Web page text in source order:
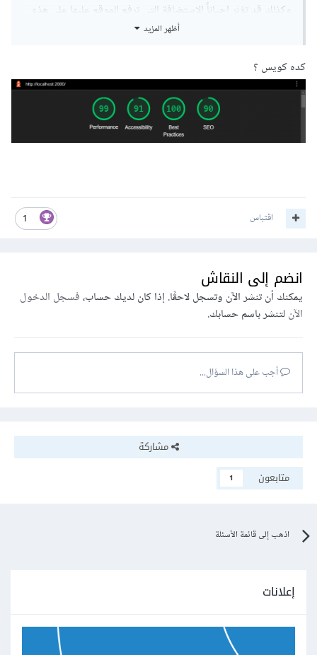
وكذلك قد تؤثر احياناً الاستضافة التي ترفع الموقع عليها على هذه
فالحل هو الاطلاع على المشاكل وحلها و رفع الموقع على استضافة
ذات مواصفات جيدة.
أظهر المزيد
كده كويس ؟
1 اقتباس
انضم إلى النقاش
يمكنك أن تنشر الآن وتسجل لاحقًا. إذا كان لديك حساب،فسجل الدخول
الآنلتنشر باسم حسابك.
أجب على هذا السؤال...
مشاركة
متابعون
1
اذهب إلى قائمة الأسئلة
إعلانات